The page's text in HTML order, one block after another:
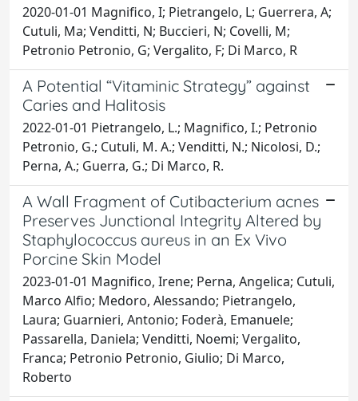
2020-01-01 Magnifico, I; Pietrangelo, L; Guerrera, A;
Cutuli, Ma; Venditti, N; Buccieri, N; Covelli, M;
Petronio Petronio, G; Vergalito, F; Di Marco, R
A Potential “Vitaminic Strategy” against
Caries and Halitosis
2022-01-01 Pietrangelo, L.; Magnifico, I.; Petronio
Petronio, G.; Cutuli, M. A.; Venditti, N.; Nicolosi, D.;
Perna, A.; Guerra, G.; Di Marco, R.
A Wall Fragment of Cutibacterium acnes
Preserves Junctional Integrity Altered by
Staphylococcus aureus in an Ex Vivo
Porcine Skin Model
2023-01-01 Magnifico, Irene; Perna, Angelica; Cutuli,
Marco Alfio; Medoro, Alessando; Pietrangelo,
Laura; Guarnieri, Antonio; Foderà, Emanuele;
Passarella, Daniela; Venditti, Noemi; Vergalito,
Franca; Petronio Petronio, Giulio; Di Marco,
Roberto